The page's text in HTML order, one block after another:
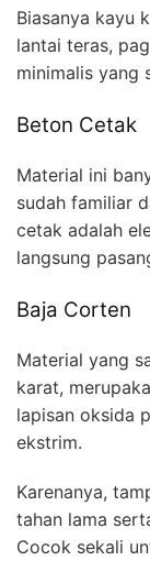
Biasanya kayu
lantai teras,
minimalis yang
Beton Cetak
Material ini
sudah familiar
cetak adalah
langsung
Baja Corten
Material yang
karat,
lapisan oksida
ekstrim.
Karenanya,
tahan lama
Cocok sekali